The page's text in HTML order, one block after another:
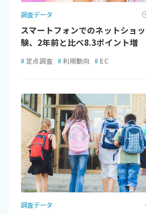
調査データ
スマートフォンでのネットショ
験、2年前と比べ8.3ポイント増
# 定点調査 # 利用動向 # EC
調査データ